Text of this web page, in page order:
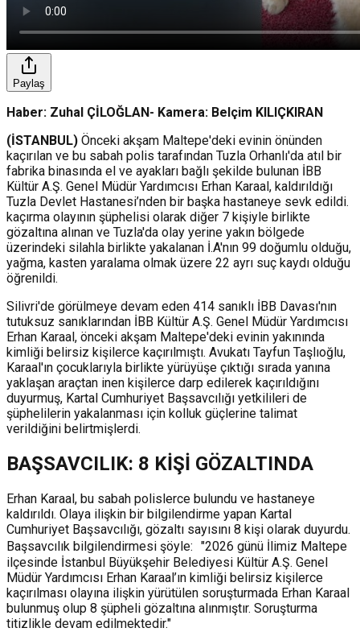
Paylaş
Haber: Zuhal ÇİLOĞLAN- Kamera: Belçim KILIÇKIRAN
(İSTANBUL) Önceki akşam Maltepe'deki evinin önünden
kaçırılan ve bu sabah polis tarafından Tuzla Orhanlı'da atıl bir
fabrika binasında el ve ayakları bağlı şekilde bulunan İBB
Kültür A.Ş. Genel Müdür Yardımcısı Erhan Karaal, kaldırıldığı
Tuzla Devlet Hastanesi’nden bir başka hastaneye sevk edildi.
kaçırma olayının şüphelisi olarak diğer 7 kişiyle birlikte
gözaltına alınan ve Tuzla'da olay yerine yakın bölgede
üzerindeki silahla birlikte yakalanan İ.A'nın 99 doğumlu olduğu,
yağma, kasten yaralama olmak üzere 22 ayrı suç kaydı olduğu
öğrenildi.
Silivri'de görülmeye devam eden 414 sanıklı İBB Davası'nın
tutuksuz sanıklarından İBB Kültür A.Ş. Genel Müdür Yardımcısı
Erhan Karaal, önceki akşam Maltepe'deki evinin yakınında
kimliği belirsiz kişilerce kaçırılmıştı. Avukatı Tayfun Taşlıoğlu,
Karaal'ın çocuklarıyla birlikte yürüyüşe çıktığı sırada yanına
yaklaşan araçtan inen kişilerce darp edilerek kaçırıldığını
duyurmuş, Kartal Cumhuriyet Başsavcılığı yetkilileri de
şüphelilerin yakalanması için kolluk güçlerine talimat
verildiğini belirtmişlerdi.
BAŞSAVCILIK: 8 KİŞİ GÖZALTINDA
Erhan Karaal, bu sabah polislerce bulundu ve hastaneye
kaldırıldı. Olaya ilişkin bir bilgilendirme yapan Kartal
Cumhuriyet Başsavcılığı, gözaltı sayısını 8 kişi olarak duyurdu.
Başsavcılık bilgilendirmesi şöyle: "2026 günü İlimiz Maltepe
ilçesinde İstanbul Büyükşehir Belediyesi Kültür A.Ş. Genel
Müdür Yardımcısı Erhan Karaal’ın kimliği belirsiz kişilerce
kaçırılması olayına ilişkin yürütülen soruşturmada Erhan Karaal
bulunmuş olup 8 şüpheli gözaltına alınmıştır. Soruşturma
titizlikle devam edilmektedir."